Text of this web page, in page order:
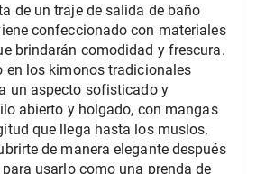
de un traje de salida de baño
confeccionado con materiales
brindarán comodidad y frescura.
en los kimonos tradicionales
un aspecto sofisticado y
abierto y holgado, con mangas
que llega hasta los muslos.
de manera elegante después
usarlo como una prenda de